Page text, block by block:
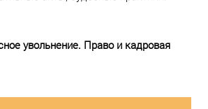
увольнение. Право и кадровая